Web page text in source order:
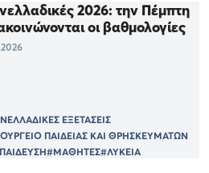
2026: την Πέμπτη
οι βαθμολογίες
ΕΞΕΤΑΣΕΙΣ
ΠΑΙΔΕΙΑΣ ΚΑΙ ΘΡΗΣΚΕΥΜΑΤΩΝ
#ΜΑΘΗΤΕΣ#ΛΥΚΕΙΑ